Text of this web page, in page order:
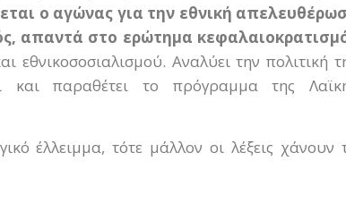
ο αγώνας για την εθνική
απαντά στο ερώτημα
εθνικοσοσιαλισμού. Αναλύει την πολιτική
και παραθέτει το πρόγραμμα της
έλλειμμα, τότε μάλλον οι λέξεις χάνουν